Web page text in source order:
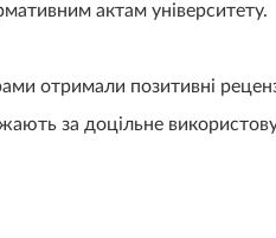
актам університету.
отримали позитивні
за доцільне